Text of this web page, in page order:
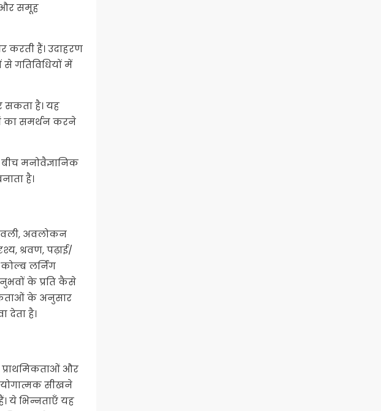
और समूह
करती हैं। उदाहरण
से गतिविधियों में
सकता है। यह
का समर्थन करने
मनोवैज्ञानिक
है।
अवलोकन
श्रवण, पढ़ाई/
लर्निंग
के प्रति कैसे
के अनुसार
देता है।
और
सीखने
ये भिन्नताएँ यह